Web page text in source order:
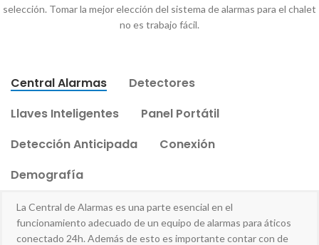
selección. Tomar la mejor elección del sistema de alarmas para el chalet
no es trabajo fácil.
Central Alarmas
Detectores
Llaves Inteligentes
Panel Portátil
Detección Anticipada
Conexión
Demografía
La Central de Alarmas es una parte esencial en el
funcionamiento adecuado de un equipo de alarmas para áticos
conectado 24h. Además de esto es importante contar con de